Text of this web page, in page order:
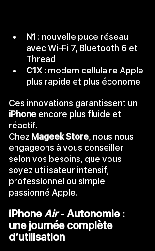
N1 : nouvelle puce réseau
avec Wi-Fi 7, Bluetooth 6 et
Thread
C1X : modem cellulaire Apple
plus rapide et plus économe
Ces innovations garantissent un
iPhone encore plus fluide et
réactif.
Chez Mageek Store, nous nous
engageons à vous conseiller
selon vos besoins, que vous
soyez utilisateur intensif,
professionnel ou simple
passionné Apple.
iPhone Air - Autonomie :
une journée complète
d’utilisation